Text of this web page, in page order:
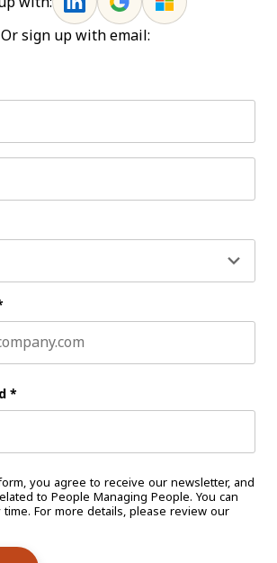
Or sign up with email:
*
you agree to receive our newsletter, and
to People Managing People. You can
For more details, please review our